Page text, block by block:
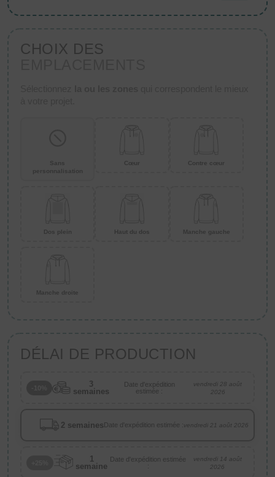
CHOIX DES
Sans
personnalisation
Cœur Contre cœur
Dos plein Haut du dos Manche gauche
Manche droite
DÉLAI DE PRODUCTION
3
semaines
Date d'expédition
estimée :
vendredi 28 août
2026
2 semaines Date d'expédition estimée :vendredi 21 août 2026
1
semaine
Date d'expédition estimée
:
vendredi 14 août
2026